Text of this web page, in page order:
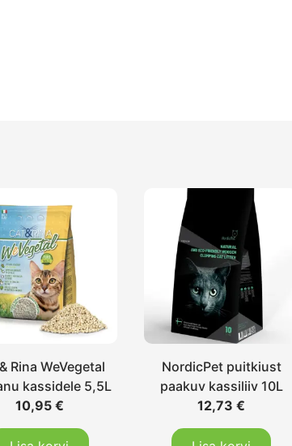
Rina WeVegetal
kassidele 5,5L
10,95 €
NordicPet puitkiust
paakuv kassiliiv 10L
12,73€